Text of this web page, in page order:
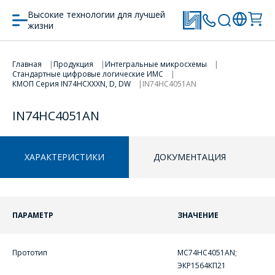
Высокие технологии для лучшей
жизни
Главная Продукция
Интегральные микросхемы
Стандартные цифровые логические ИМС
КМОП Серия IN74HCXXXN, D, DW
IN74HC4051AN
IN74HC4051AN
ХАРАКТЕРИСТИКИ ДОКУМЕНТАЦИЯ
ПАРАМЕТР ЗНАЧЕНИЕ
Прототип
MC74HC4051AN;
ЭКР1564КП21
ПЕРЕЙТИ В КОРЗИНУ
ПЕРЕЙТИ В КОРЗИНУ
ОФОРМИТЬ ЗАКАЗ